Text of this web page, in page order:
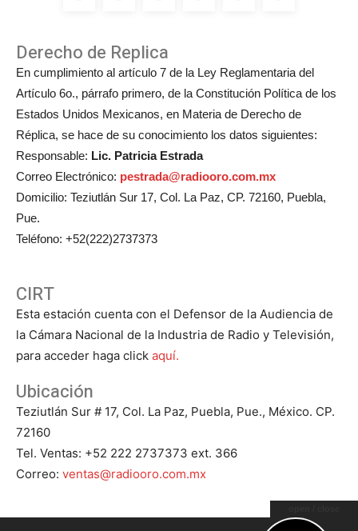
Derecho de Replica
En cumplimiento al artículo 7 de la Ley Reglamentaria del
Artículo 6o., párrafo primero, de la Constitución Política de los
Estados Unidos Mexicanos, en Materia de Derecho de
Réplica, se hace de su conocimiento los datos siguientes:
Responsable: Lic. Patricia Estrada
Correo Electrónico: pestrada@radiooro.com.mx
Domicilio: Teziutlán Sur 17, Col. La Paz, CP. 72160, Puebla,
Pue.
Teléfono: +52(222)2737373
CIRT
Esta estación cuenta con el Defensor de la Audiencia de
la Cámara Nacional de la Industria de Radio y Televisión,
para acceder haga click aquí.
Ubicación
Teziutlán Sur # 17, Col. La Paz, Puebla, Pue., México. CP.
72160
Tel. Ventas: +52 222 2737373 ext. 366
Correo: ventas@radiooro.com.mx